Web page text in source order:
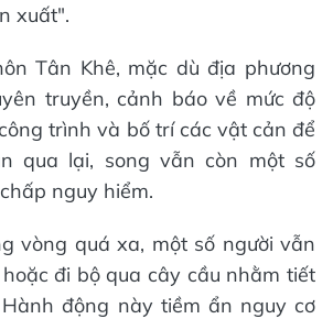
xuất".
Tân Khê, mặc dù địa phương
truyền, cảnh báo về mức độ
trình và bố trí các vật cản để
qua lại, song vẫn còn một số
nguy hiểm.
vòng quá xa, một số người vẫn
đi bộ qua cây cầu nhằm tiết
động này tiềm ẩn nguy cơ